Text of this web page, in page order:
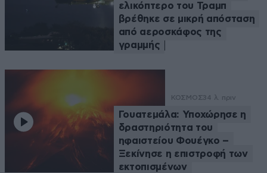
ελικόπτερο του Τραμπ
βρέθηκε σε μικρή απόσταση
από αεροσκάφος της
γραμμής
ΚΟΣΜΟΣ34 λ. πριν
Γουατεμάλα: Υποχώρησε η
δραστηριότητα του
ηφαιστείου Φουέγκο –
Ξεκίνησε η επιστροφή των
εκτοπισμένων